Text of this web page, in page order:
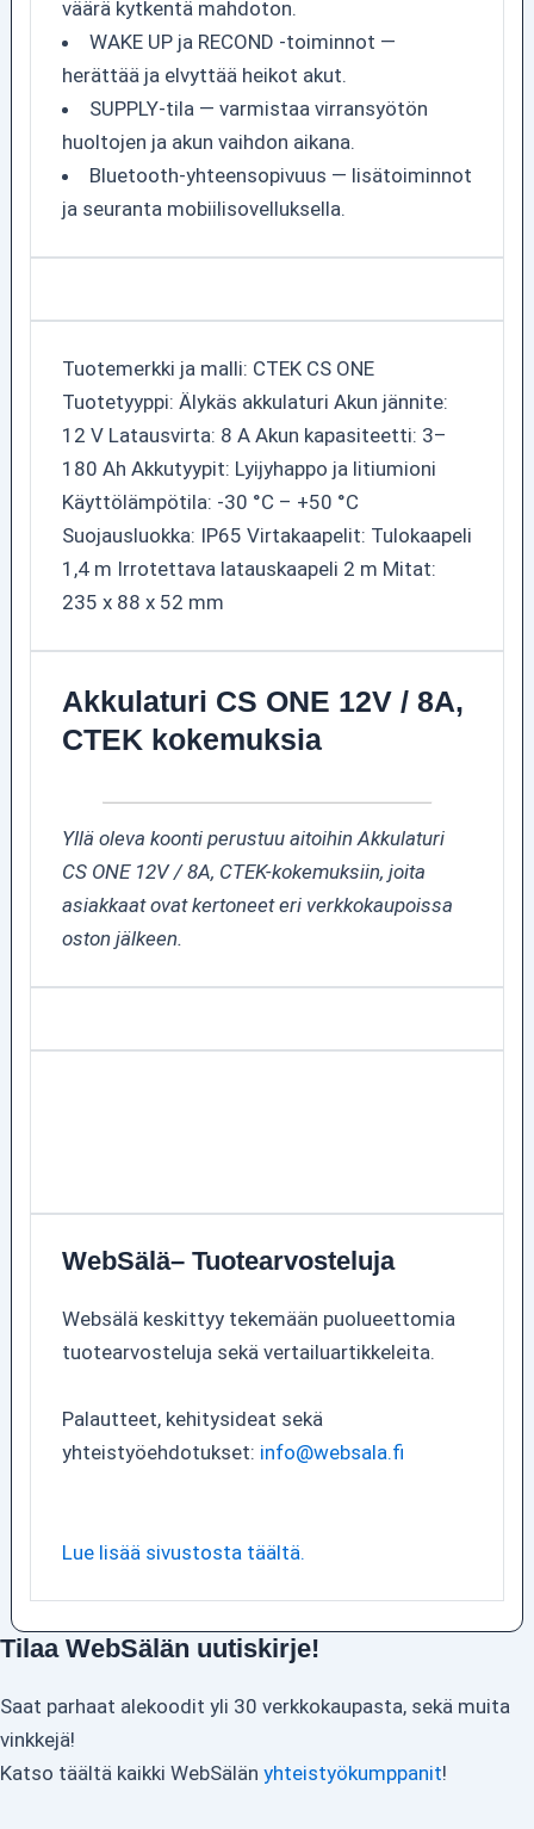
väärä kytkentä mahdoton.
WAKE UP ja RECOND -toiminnot —
herättää ja elvyttää heikot akut.
SUPPLY-tila — varmistaa virransyötön
huoltojen ja akun vaihdon aikana.
Bluetooth-yhteensopivuus — lisätoiminnot
ja seuranta mobiilisovelluksella.
Tuotemerkki ja malli: CTEK CS ONE
Tuotetyyppi: Älykäs akkulaturi Akun jännite:
12 V Latausvirta: 8 A Akun kapasiteetti: 3–
180 Ah Akkutyypit: Lyijyhappo ja litiumioni
Käyttölämpötila: -30 °C – +50 °C
Suojausluokka: IP65 Virtakaapelit: Tulokaapeli
1,4 m Irrotettava latauskaapeli 2 m Mitat:
235 x 88 x 52 mm
Akkulaturi CS ONE 12V / 8A,
CTEK kokemuksia
Yllä oleva koonti perustuu aitoihin Akkulaturi
CS ONE 12V / 8A, CTEK-kokemuksiin, joita
asiakkaat ovat kertoneet eri verkkokaupoissa
oston jälkeen.
WebSälä– Tuotearvosteluja
Websälä keskittyy tekemään puolueettomia
tuotearvosteluja sekä vertailuartikkeleita.
Palautteet, kehitysideat sekä
yhteistyöehdotukset: info@websala.fi
Lue lisää sivustosta täältä.
Tilaa WebSälän uutiskirje!
Saat parhaat alekoodit yli 30 verkkokaupasta, sekä muita
vinkkejä!
Katso täältä kaikki WebSälän yhteistyökumppanit!